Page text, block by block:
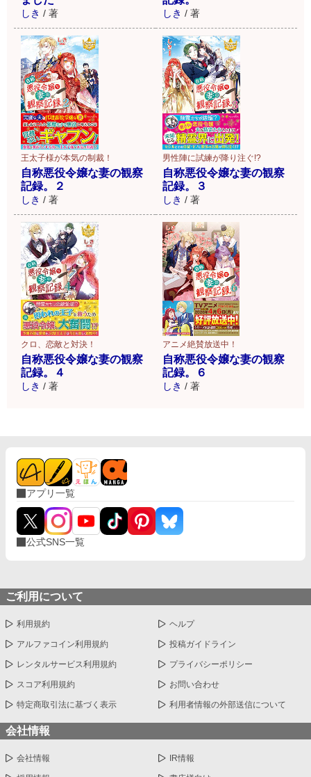
しき / 著 しき / 著
王太子様が本気の制裁！
自称悪役令嬢な妻の観察
記録。２
しき / 著
男性陣に試練が降り注ぐ!?
自称悪役令嬢な妻の観察
記録。３
しき / 著
クロ、恋敵と対決！
自称悪役令嬢な妻の観察
記録。４
しき / 著
アニメ絶賛放送中！
自称悪役令嬢な妻の観察
記録。６
しき / 著
アプリ一覧
公式SNS一覧
ご利用について
利用規約 ヘルプ
アルファコイン利用規約 投稿ガイドライン
レンタルサービス利用規約 プライバシーポリシー
スコア利用規約 お問い合わせ
特定商取引法に基づく表示 利用者情報の外部送信について
会社情報
会社情報 IR情報